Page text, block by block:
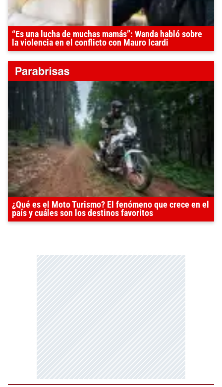
“Es una lucha de muchas mamás”: Wanda habló sobre
la violencia en el conflicto con Mauro Icardi
¿Qué es el Moto Turismo? El fenómeno que crece en el
país y cuáles son los destinos favoritos